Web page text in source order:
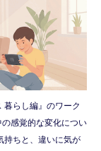
暮らし編』のワーク
感覚的な変化につい
持ちと、違いに気が